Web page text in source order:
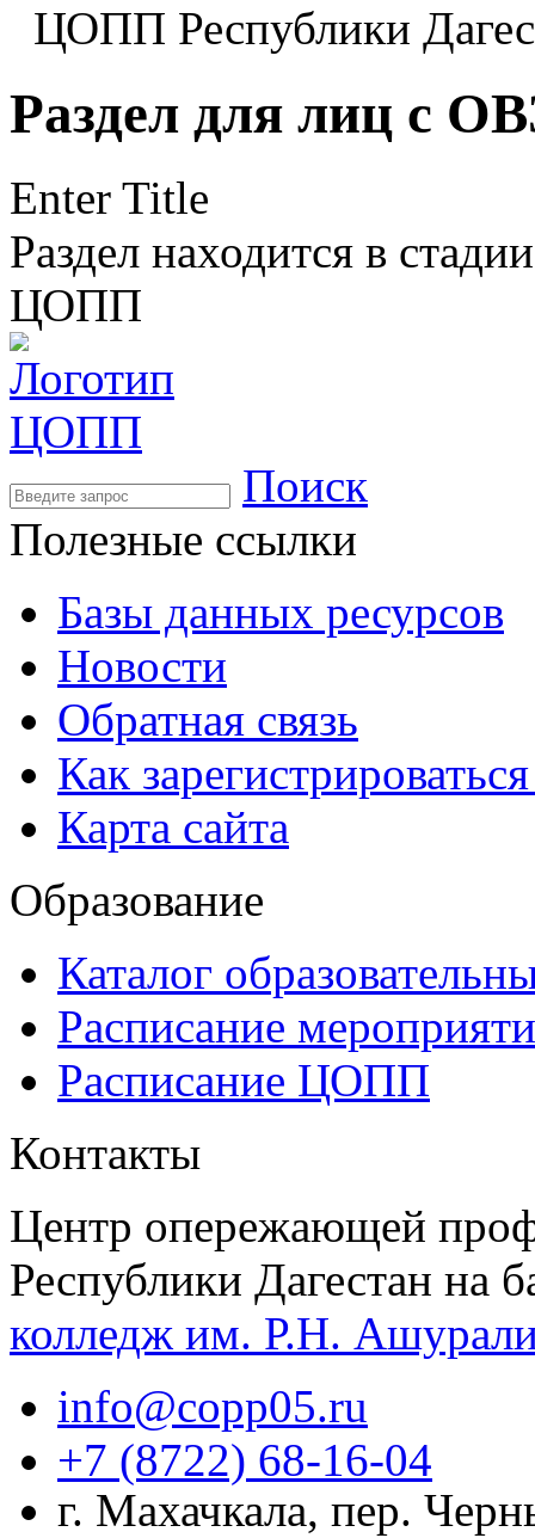
ЦОПП Республики
Раздел для лиц с
Enter Title
Раздел находится в
ЦОПП
Поиск
Полезные ссылки
Базы данных ресурсов
Новости
Обратная связь
Как
Карта сайта
Образование
Каталог
Расписание
Расписание ЦОПП
Контакты
Центр опережающей
Республики Дагестан на
колледж им. Р.Н.
info@copp05.ru
+7 (8722) 68-16-04
г. Махачкала, пер.